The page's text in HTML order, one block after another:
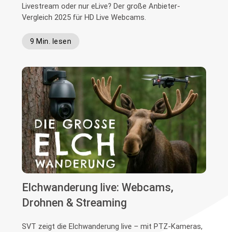
Livestream oder nur eLive? Der große Anbieter-
Vergleich 2025 für HD Live Webcams.
9 Min. lesen
Elchwanderung live: Webcams,
Drohnen & Streaming
SVT zeigt die Elchwanderung live – mit PTZ-Kameras,